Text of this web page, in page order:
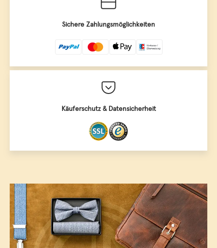
Sichere Zahlungsmöglichkeiten
Käuferschutz & Datensicherheit